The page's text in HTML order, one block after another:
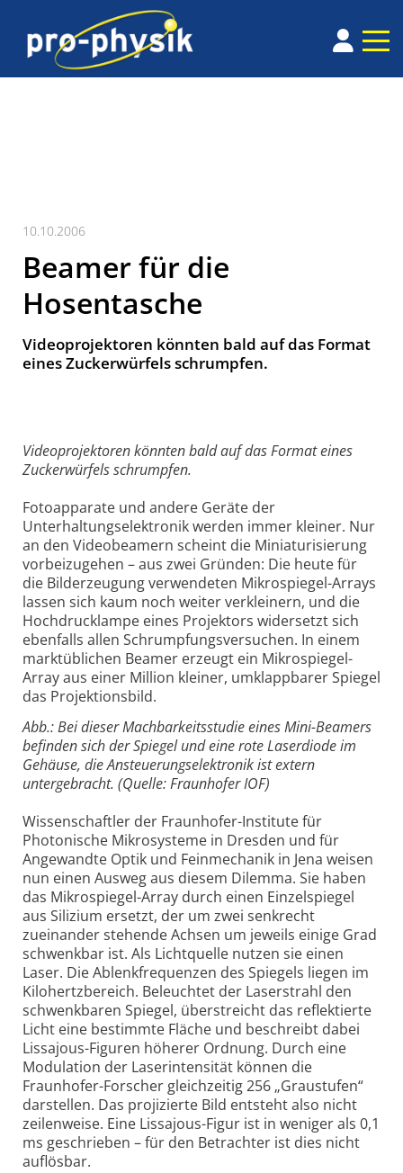
10.10.2006
Beamer für die
Hosentasche
Videoprojektoren könnten bald auf das Format
eines Zuckerwürfels schrumpfen.
Videoprojektoren könnten bald auf das Format eines
Zuckerwürfels schrumpfen.
Fotoapparate und andere Geräte der
Unterhaltungselektronik werden immer kleiner. Nur
an den Videobeamern scheint die Miniaturisierung
vorbeizugehen – aus zwei Gründen: Die heute für
die Bilderzeugung verwendeten Mikrospiegel-Arrays
lassen sich kaum noch weiter verkleinern, und die
Hochdrucklampe eines Projektors widersetzt sich
ebenfalls allen Schrumpfungsversuchen. In einem
marktüblichen Beamer erzeugt ein Mikrospiegel-
Array aus einer Million kleiner, umklappbarer Spiegel
das Projektionsbild.
Abb.: Bei dieser Machbarkeitsstudie eines Mini-Beamers
befinden sich der Spiegel und eine rote Laserdiode im
Gehäuse, die Ansteuerungselektronik ist extern
untergebracht. (Quelle: Fraunhofer IOF)
Wissenschaftler der Fraunhofer-Institute für
Photonische Mikrosysteme in Dresden und für
Angewandte Optik und Feinmechanik in Jena weisen
nun einen Ausweg aus diesem Dilemma. Sie haben
das Mikrospiegel-Array durch einen Einzelspiegel
aus Silizium ersetzt, der um zwei senkrecht
zueinander stehende Achsen um jeweils einige Grad
schwenkbar ist. Als Lichtquelle nutzen sie einen
Laser. Die Ablenkfrequenzen des Spiegels liegen im
Kilohertzbereich. Beleuchtet der Laserstrahl den
schwenkbaren Spiegel, überstreicht das reflektierte
Licht eine bestimmte Fläche und beschreibt dabei
Lissajous-Figuren höherer Ordnung. Durch eine
Modulation der Laserintensität können die
Fraunhofer-Forscher gleichzeitig 256 „Graustufen“
darstellen. Das projizierte Bild entsteht also nicht
zeilenweise. Eine Lissajous-Figur ist in weniger als 0,1
ms geschrieben – für den Betrachter ist dies nicht
auflösbar.